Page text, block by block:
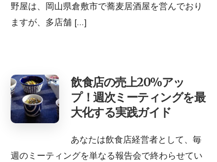
野屋は、岡山県倉敷市で蕎麦居酒屋を営んでおり
ますが、多店舗 […]
飲食店の売上20%アッ
プ！週次ミーティングを最
大化する実践ガイド
あなたは飲食店経営者として、毎
週のミーティングを単なる報告会で終わらせてい